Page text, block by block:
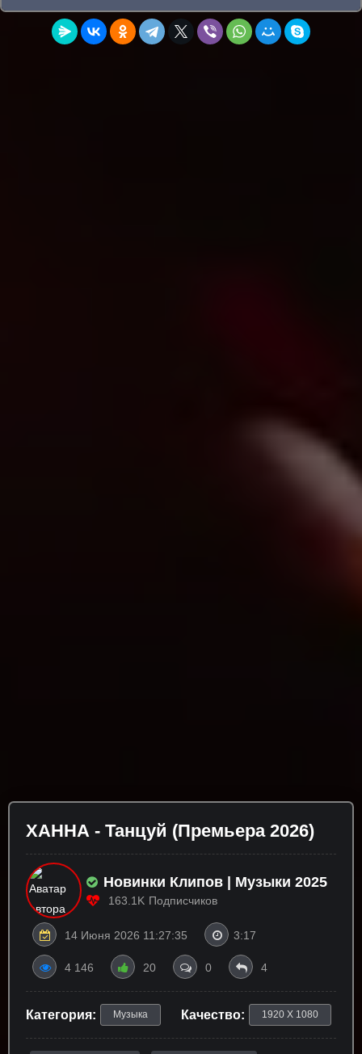
ХАННА - Танцуй (Премьера 2026)
Новинки Клипов | Музыки 2025
163.1K Подписчиков
14 Июня 2026 11:27:35 3:17
4 146 20 0 4
Категория: Музыка Качество: 1920 X 1080